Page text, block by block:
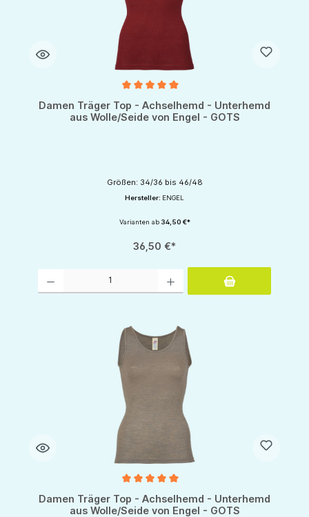
Durchschnittliche Bewertung von 5 von 5 Sternen
Damen Träger Top - Achselhemd - Unterhemd
aus Wolle/Seide von Engel - GOTS
Größen: 34/36 bis 46/48
Hersteller: ENGEL
Varianten ab34,50 €*
36,50 €*
Damen Träger Top - Achselhemd - Unterhemd
aus Wolle/Seide von Engel - GOTS